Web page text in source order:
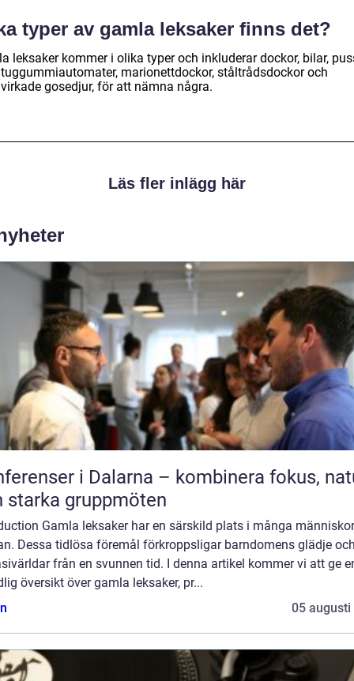
typer av gamla leksaker finns det?
leksaker kommer i olika typer och inkluderar dockor, bilar,
marionettdockor, ståltrådsdockor och
gosedjur, för att nämna några.
Läs fler inlägg här
i Dalarna – kombinera fokus,
starka gruppmöten
Gamla leksaker har en särskild plats i många
Dessa tidlösa föremål förkroppsligar barndomens glädje
från en svunnen tid. I denna artikel kommer vi att ge
översikt över gamla leksaker, pr...
05 augusti